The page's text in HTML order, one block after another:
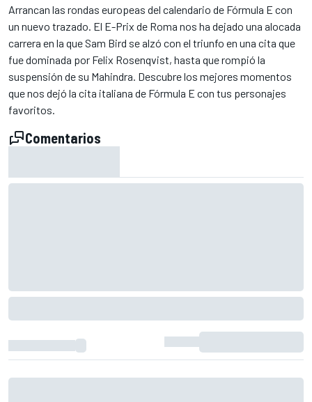
Arrancan las rondas europeas del calendario de Fórmula E con
un nuevo trazado. El E-Prix de Roma nos ha dejado una alocada
carrera en la que Sam Bird se alzó con el triunfo en una cita que
fue dominada por Felix Rosenqvist, hasta que rompió la
suspensión de su Mahindra. Descubre los mejores momentos
que nos dejó la cita italiana de Fórmula E con tus personajes
favoritos.
Comentarios